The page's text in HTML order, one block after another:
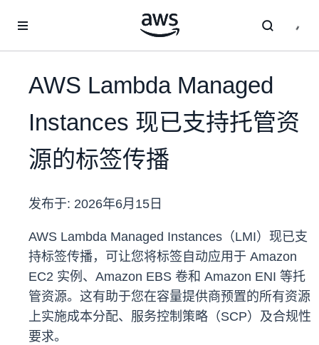
AWS Lambda Managed
Instances 现已支持托管资
源的标签传播
发布于: 2026年6月15日
AWS Lambda Managed Instances（LMI）现已支
持标签传播，可让您将标签自动应用于 Amazon
EC2 实例、Amazon EBS 卷和 Amazon ENI 等托
管资源。这有助于您在容量提供商预置的所有资源
上实施成本分配、服务控制策略（SCP）及合规性
要求。